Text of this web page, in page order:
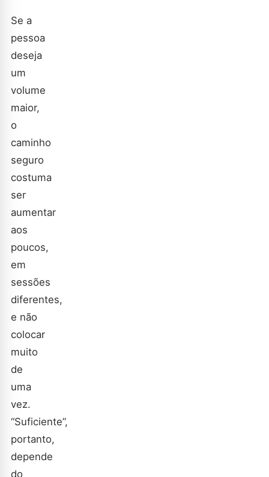
Se a
pessoa
deseja
um
volume
maior,
o
caminho
seguro
costuma
ser
aumentar
aos
poucos,
em
sessões
diferentes,
e não
colocar
muito
de
uma
vez.
“Suficiente”,
portanto,
depende
do